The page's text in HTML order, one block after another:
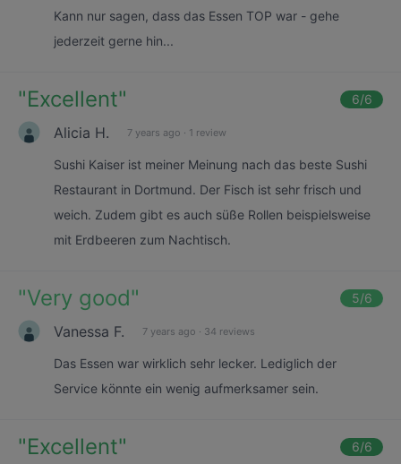
Kann nur sagen, dass das Essen TOP war - gehe
jederzeit gerne hin...
"Excellent" 6/6
Alicia H. 7 years ago · 1 review
Sushi Kaiser ist meiner Meinung nach das beste Sushi
Restaurant in Dortmund. Der Fisch ist sehr frisch und
weich. Zudem gibt es auch süße Rollen beispielsweise
mit Erdbeeren zum Nachtisch.
"Very good" 5/6
Vanessa F. 7 years ago · 34 reviews
Das Essen war wirklich sehr lecker. Lediglich der
Service könnte ein wenig aufmerksamer sein.
"Excellent" 6/6